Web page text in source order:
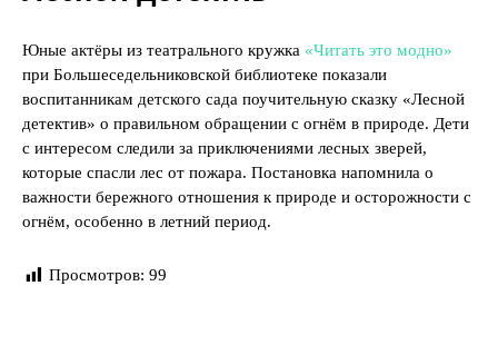
Юные актёры из театрального кружка «Читать это модно»
при Большеседельниковской библиотеке показали
воспитанникам детского сада поучительную сказку «Лесной
детектив» о правильном обращении с огнём в природе. Дети
с интересом следили за приключениями лесных зверей,
которые спасли лес от пожара. Постановка напомнила о
важности бережного отношения к природе и осторожности с
огнём, особенно в летний период.
Просмотров: 99